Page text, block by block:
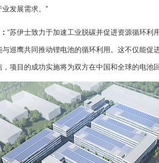
发展需求。”
“苏伊士致力于加速工业脱碳并促进资源循环利
巡鹰共同推动锂电池的循环利用。这不仅能促
项目的成功实施将为双方在中国和全球的电池